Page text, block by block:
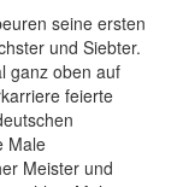
seine ersten
und Siebter.
ganz oben auf
feierte
Male
Meister und